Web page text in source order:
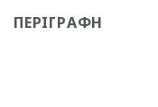
ΠΕΡΙΓΡΑΦΉ